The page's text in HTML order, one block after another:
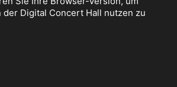
der Digital Concert Hall nutzen zu